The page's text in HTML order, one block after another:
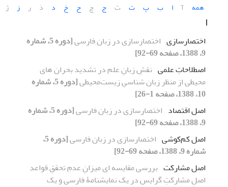
همه آ ا ب پ ت ث ج چ ح خ د ذ ر ز ژ
ا
اختصارسازی اختصارسازی در زبان فارسی
[دوره 5، شماره
9، 1388، صفحه 69-92]
اصطلاحاتِ علمی نقشِ زبانِ علم در تشدید بحران های
محیطی از منظر زبان شناسیِ زیست‌محیطی
[دوره 5، شماره
10، 1388، صفحه 1-26]
اصل اقتصاد اختصارسازی در زبان فارسی
[دوره 5، شماره
9، 1388، صفحه 69-92]
اصل کم‌کوشی اختصارسازی در زبان فارسی
[دوره 5،
شماره 9، 1388، صفحه 69-92]
اصل مشارکت بررسی مقایسه ای میزانِ عدمِ تحققِ قواعدِ
اصلِ مشارکتِ گرایس در یک نمایشنامۀ فارسی و یک